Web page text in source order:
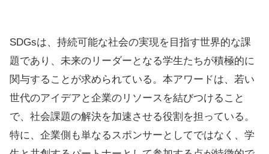
SDGsは、持続可能な社会の実現を目指す世界的な課
題であり、未来のリーダーとなる学生たちが積極的に
関与することが求められている。本アワードは、若い
世代のアイデアと企業のリソースを結びつけること
で、社会課題の解決を加速させる役割を担っている。
特に、企業側も単なるスポンサーとしてではなく、学